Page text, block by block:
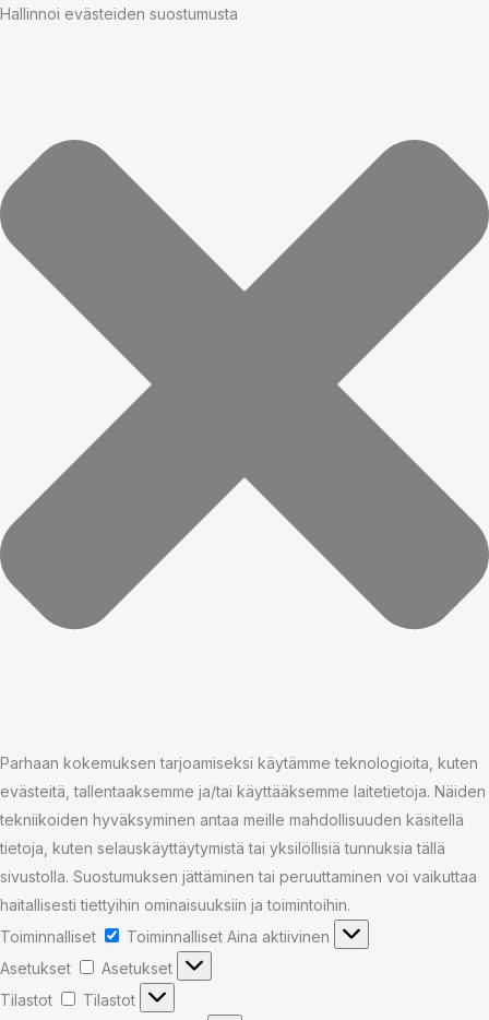
Hallinnoi evästeiden suostumusta
Parhaan kokemuksen tarjoamiseksi käytämme teknologioita, kuten
evästeitä, tallentaaksemme ja/tai käyttääksemme laitetietoja. Näiden
tekniikoiden hyväksyminen antaa meille mahdollisuuden käsitellä
tietoja, kuten selauskäyttäytymistä tai yksilöllisiä tunnuksia tällä
sivustolla. Suostumuksen jättäminen tai peruuttaminen voi vaikuttaa
haitallisesti tiettyihin ominaisuuksiin ja toimintoihin.
Toiminnalliset
Toiminnalliset Aina aktiivinen
Asetukset
Asetukset
Tilastot
Tilastot